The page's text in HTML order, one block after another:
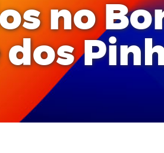
no
dos